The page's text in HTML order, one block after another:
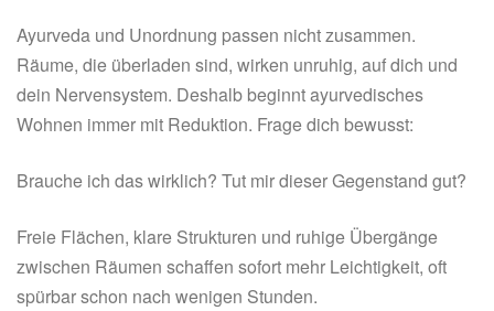
Ayurveda und Unordnung passen nicht zusammen.
Räume, die überladen sind, wirken unruhig, auf dich und
dein Nervensystem. Deshalb beginnt ayurvedisches
Wohnen immer mit Reduktion. Frage dich bewusst:
Brauche ich das wirklich? Tut mir dieser Gegenstand gut?
Freie Flächen, klare Strukturen und ruhige Übergänge
zwischen Räumen schaffen sofort mehr Leichtigkeit, oft
spürbar schon nach wenigen Stunden.